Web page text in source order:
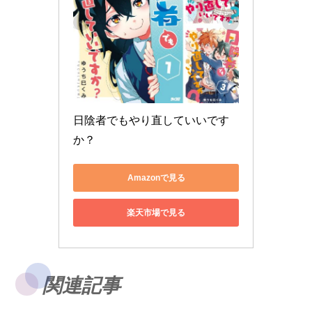
日陰者でもやり直していいです
か？
Amazonで見る
楽天市場で見る
関連記事